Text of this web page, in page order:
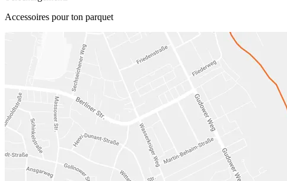
Accessoires pour ton parquet